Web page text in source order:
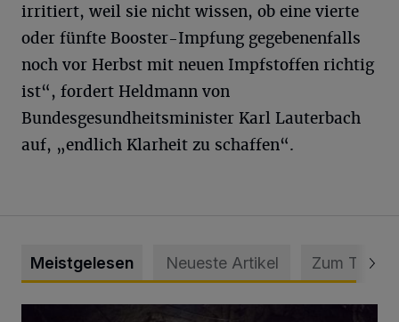
irritiert, weil sie nicht wissen, ob eine vierte
oder fünfte Booster-Impfung gegebenenfalls
noch vor Herbst mit neuen Impfstoffen richtig
ist“, fordert Heldmann von
Bundesgesundheitsminister Karl Lauterbach
auf, „endlich Klarheit zu schaffen“.
Meistgelesen Neueste Artikel Zum Thema